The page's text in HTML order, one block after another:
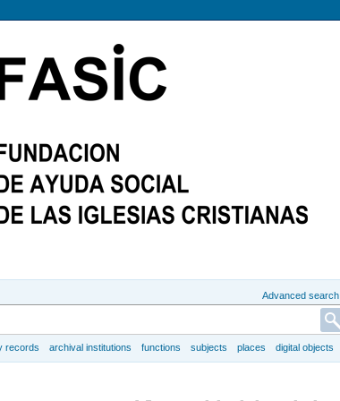
Advanced search
records archival institutions functions subjects places digital objects